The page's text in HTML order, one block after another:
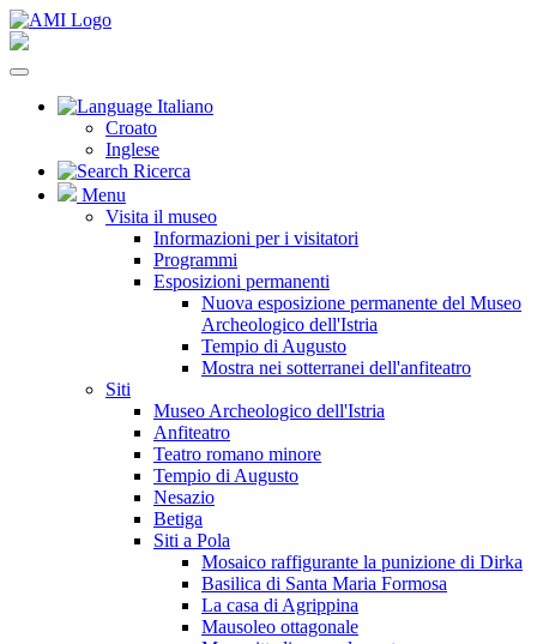
Italiano
Croato
Inglese
Ricerca
Menu
Visita il museo
Informazioni per i visitatori
Programmi
Esposizioni permanenti
Nuova esposizione permanente del Museo
Archeologico dell'Istria
Tempio di Augusto
Mostra nei sotterranei dell'anfiteatro
Siti
Museo Archeologico dell'Istria
Anfiteatro
Teatro romano minore
Tempio di Augusto
Nesazio
Betiga
Siti a Pola
Mosaico raffigurante la punizione di Dirka
Basilica di Santa Maria Formosa
La casa di Agrippina
Mausoleo ottagonale